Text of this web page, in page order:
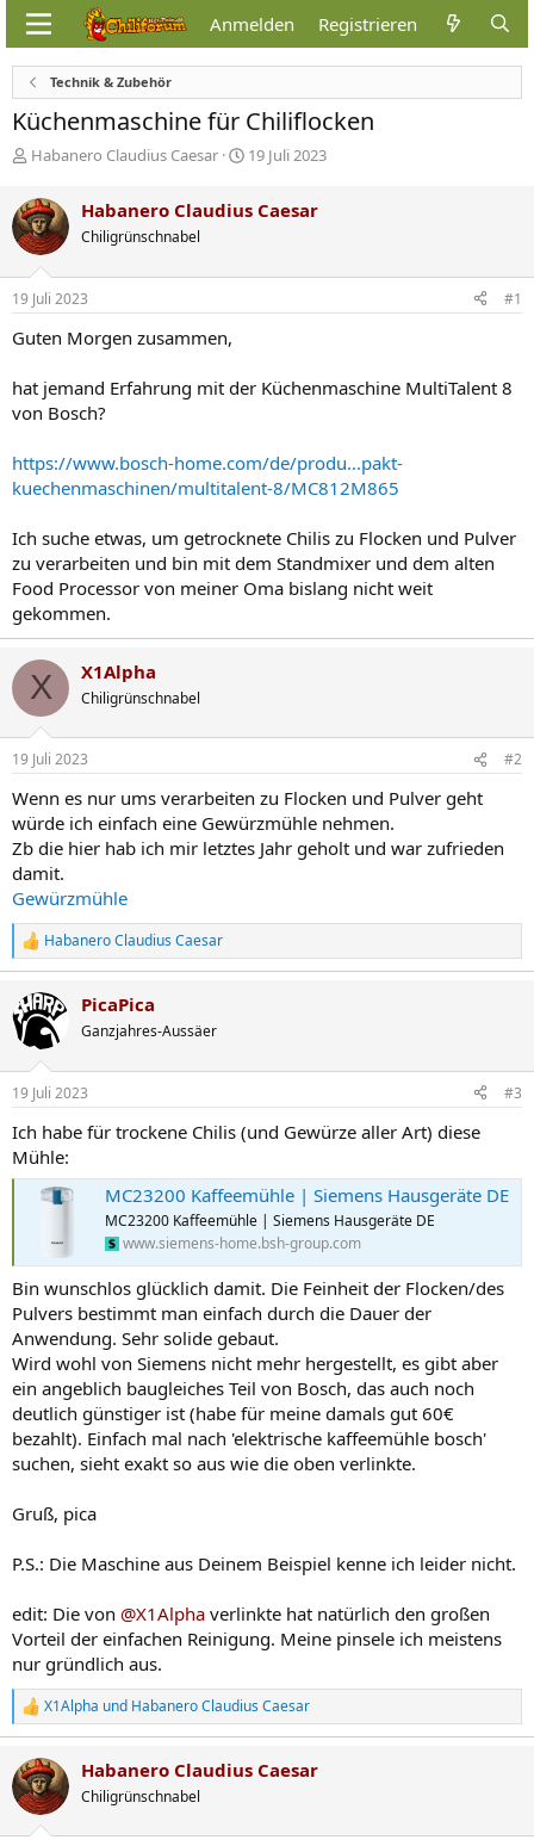
Anmelden Registrieren
Technik & Zubehör
Küchenmaschine für Chiliflocken
E
s
t
e
l
l
e
Habanero Claudius Caesar
E
t
l
19 Juli 2023
Habanero Claudius Caesar
Chiligrünschnabel
19 Juli 2023 #1
Guten Morgen zusammen,
hat jemand Erfahrung mit der Küchenmaschine MultiTalent 8
von Bosch?
https://www.bosch-home.com/de/produ...pakt-
kuechenmaschinen/multitalent-8/MC812M865
Ich suche etwas, um getrocknete Chilis zu Flocken und Pulver
zu verarbeiten und bin mit dem Standmixer und dem alten
Food Processor von meiner Oma bislang nicht weit
gekommen.
X X1Alpha
Chiligrünschnabel
19 Juli 2023 #2
Wenn es nur ums verarbeiten zu Flocken und Pulver geht
würde ich einfach eine Gewürzmühle nehmen.
Zb die hier hab ich mir letztes Jahr geholt und war zufrieden
damit.
Gewürzmühle
R
e
k
t
i
e
:
Habanero Claudius Caesar
PicaPica
Ganzjahres-Aussäer
19 Juli 2023 #3
Ich habe für trockene Chilis (und Gewürze aller Art) diese
Mühle:
MC23200 Kaffeemühle | Siemens Hausgeräte DE
MC23200 Kaffeemühle | Siemens Hausgeräte DE
www.siemens-home.bsh-group.com
Bin wunschlos glücklich damit. Die Feinheit der Flocken/des
Pulvers bestimmt man einfach durch die Dauer der
Anwendung. Sehr solide gebaut.
Wird wohl von Siemens nicht mehr hergestellt, es gibt aber
ein angeblich baugleiches Teil von Bosch, das auch noch
deutlich günstiger ist (habe für meine damals gut 60€
bezahlt). Einfach mal nach 'elektrische kaffeemühle bosch'
suchen, sieht exakt so aus wie die oben verlinkte.
Gruß, pica
P.S.: Die Maschine aus Deinem Beispiel kenne ich leider nicht.
edit: Die von @X1Alpha verlinkte hat natürlich den großen
Vorteil der einfachen Reinigung. Meine pinsele ich meistens
nur gründlich aus.
R
e
k
t
i
X1Alpha und Habanero Claudius Caesar
Habanero Claudius Caesar
Chiligrünschnabel